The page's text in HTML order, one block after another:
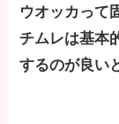
ウオッカって
チムレは基本
するのが良い